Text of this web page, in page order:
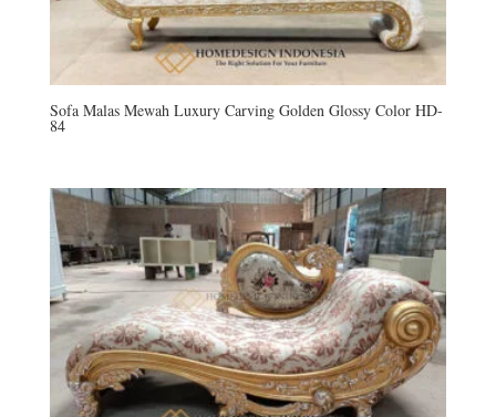
Sofa Malas Mewah Luxury Carving Golden Glossy Color HD-
84